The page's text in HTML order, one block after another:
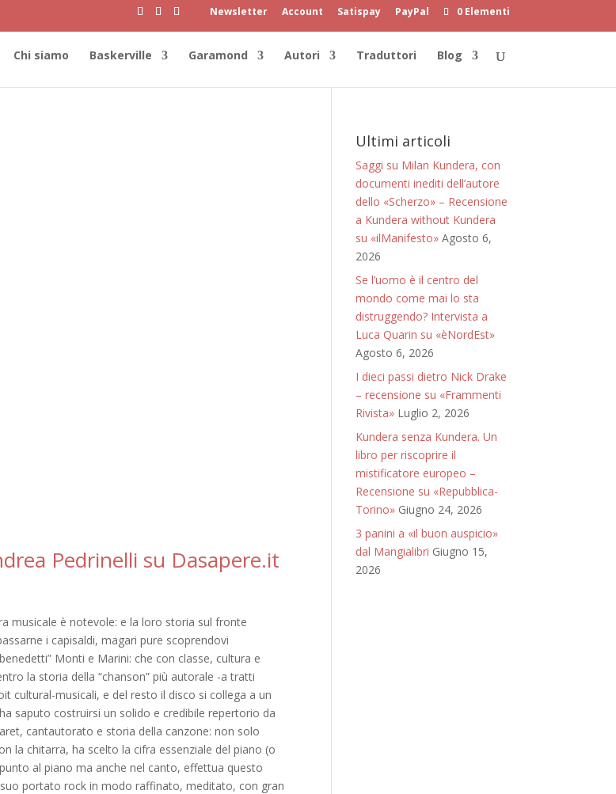
Newsletter Account Satispay PayPal 0 Elementi
Chi siamo Baskerville Garamond Autori Traduttori Blog
Pedrinelli su Dasapere.it
musicale è notevole: e la loro storia sul fronte
i capisaldi, magari pure scoprendovi
Monti e Marini: che con classe, cultura e
la storia della “chanson” più autorale -a tratti
cultural-musicali, e del resto il disco si collega a un
saputo costruirsi un solido e credibile repertorio da
cantautorato e storia della canzone: non solo
la chitarra, ha scelto la cifra essenziale del piano (o
al piano ma anche nel canto, effettua questo
portato rock in modo raffinato, meditato, con gran
Ultimi articoli
Saggi su Milan Kundera, con
documenti inediti dell’autore
dello «Scherzo» – Recensione
a Kundera without Kundera
su «ilManifesto» Agosto 6,
2026
Se l’uomo è il centro del
mondo come mai lo sta
distruggendo? Intervista a
Luca Quarin su «èNordEst»
Agosto 6, 2026
I dieci passi dietro Nick Drake
– recensione su «Frammenti
Rivista» Luglio 2, 2026
Kundera senza Kundera. Un
libro per riscoprire il
mistificatore europeo –
Recensione su «Repubblica-
Torino» Giugno 24, 2026
3 panini a «il buon auspicio»
dal Mangialibri Giugno 15,
2026